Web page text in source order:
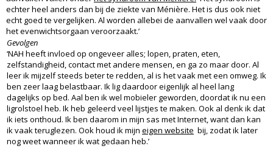
echter heel anders dan bij de ziekte van Ménière. Het is dus ook niet
echt goed te vergelijken. Al worden allebei de aanvallen wel vaak door
het evenwichtsorgaan veroorzaakt.’
Gevolgen
‘NAH heeft invloed op ongeveer alles; lopen, praten, eten,
zelfstandigheid, contact met andere mensen, en ga zo maar door. Al
leer ik mijzelf steeds beter te redden, al is het vaak met een omweg. Ik
ben zeer laag belastbaar. Ik lig daardoor eigenlijk al heel lang
dagelijks op bed. Aal ben ik wel mobieler geworden, doordat ik nu een
ligrolstoel heb. Ik heb geleerd veel lijstjes te maken. Ook al denk ik dat
ik iets onthoud. Ik ben daarom in mijn sas met Internet, want dan kan
ik vaak teruglezen. Ook houd ik mijn eigen website bij, zodat ik later
nog weet wanneer ik wat gedaan heb.’